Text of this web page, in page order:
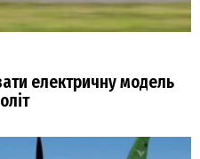
електричну модель